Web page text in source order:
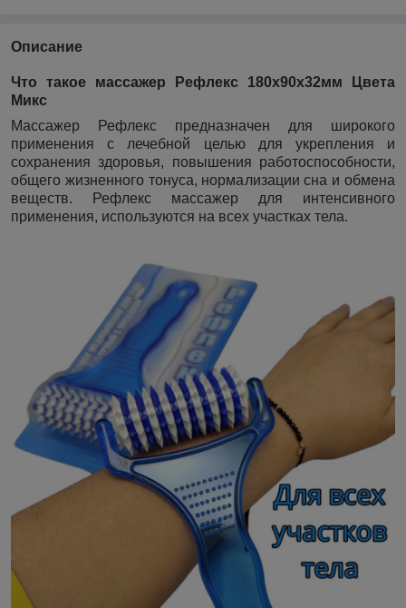
Описание
Что такое массажер Рефлекс 180х90х32мм Цвета
Микс
Массажер Рефлекс предназначен для широкого
применения с лечебной целью для укрепления и
сохранения здоровья, повышения работоспособности,
общего жизненного тонуса, нормализации сна и обмена
веществ. Рефлекс массажер для интенсивного
применения, используются на всех участках тела.